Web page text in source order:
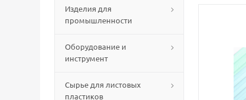
Изделия для
промышленности
Оборудование и
инструмент
Сырье для листовых
пластиков